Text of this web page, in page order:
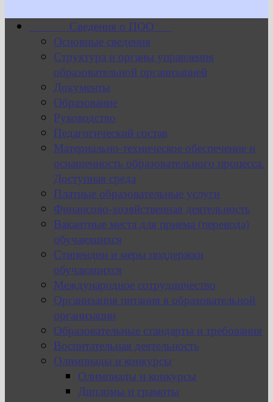
Сведения о ПОО
Основные сведения
Структура и органы управления
образовательной организацией
Документы
Образование
Руководство
Педагогический состав
Материально-техническое обеспечение и
оснащенность образовательного процесса.
Доступная среда
Платные образовательные услуги
Финансово-хозяйственная деятельность
Вакантные места для приема (перевода)
обучающихся
Стипендии и меры поддержки
обучающихся
Международное сотрудничество
Организация питания в образовательной
организации
Образовательные стандарты и требования
Воспитательная деятельность
Олимпиады и конкурсы
Олимпиады и конкурсы
Дипломы и грамоты